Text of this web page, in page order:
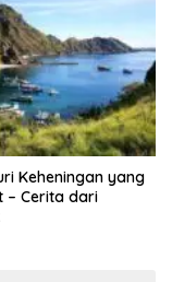
Keheningan yang
– Cerita dari